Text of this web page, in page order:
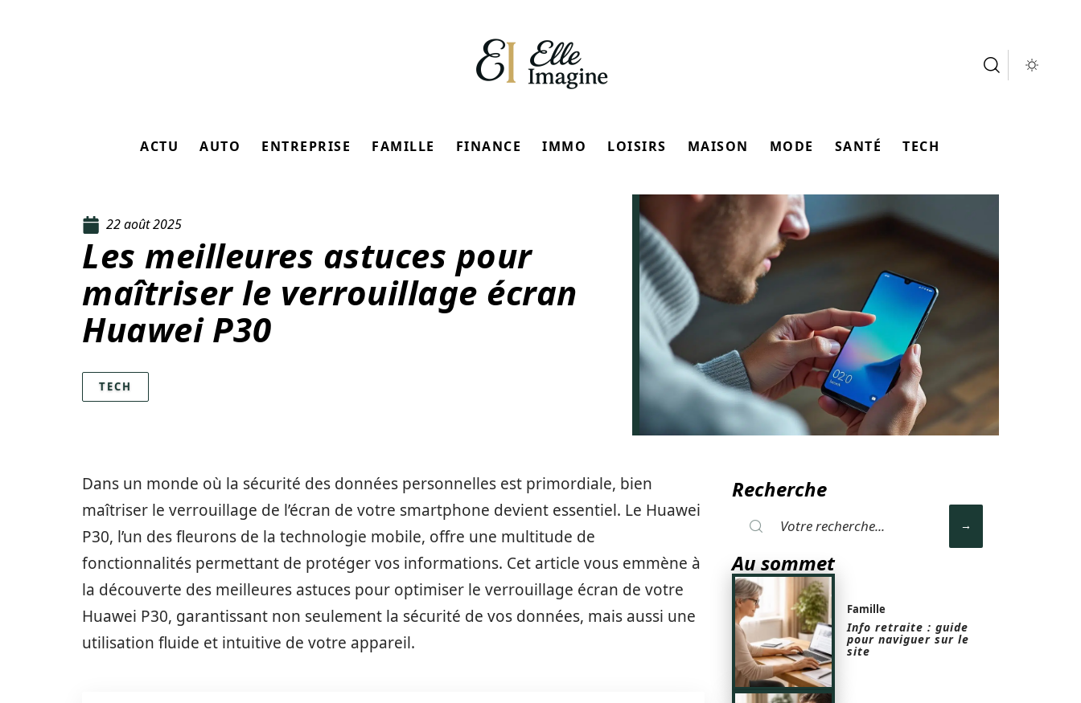
ACTU AUTO ENTREPRISE FAMILLE FINANCE IMMO LOISIRS MAISON MODE SANTÉ TECH
22 août 2025
Les meilleures astuces pour
maîtriser le verrouillage écran
Huawei P30
TECH
Dans un monde où la sécurité des données personnelles est primordiale, bien
maîtriser le verrouillage de l’écran de votre smartphone devient essentiel. Le Huawei
P30, l’un des fleurons de la technologie mobile, offre une multitude de
fonctionnalités permettant de protéger vos informations. Cet article vous emmène à
la découverte des meilleures astuces pour optimiser le verrouillage écran de votre
Huawei P30, garantissant non seulement la sécurité de vos données, mais aussi une
utilisation fluide et intuitive de votre appareil.
Recherche
Au sommet
Famille
Info retraite : guide
pour naviguer sur le
site